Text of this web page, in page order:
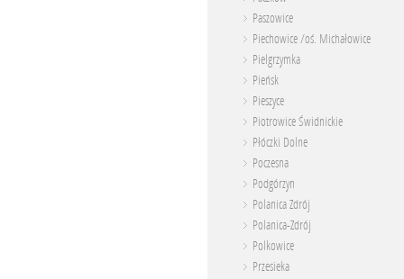
Paszowice
Piechowice /oś. Michałowice
Pielgrzymka
Pieńsk
Pieszyce
Piotrowice Świdnickie
Płóczki Dolne
Poczesna
Podgórzyn
Polanica Zdrój
Polanica-Zdrój
Polkowice
Przesieka